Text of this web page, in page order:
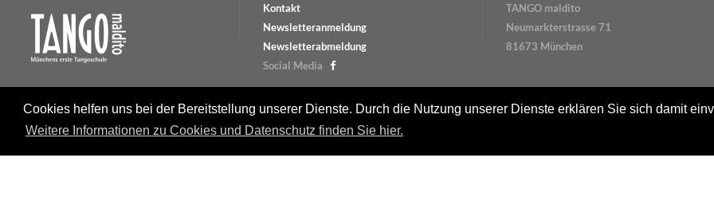
Cookies helfen uns bei der Bereitstellung unserer Dienste. Durch die Nutzung unserer Dienste erklären Sie sich damit
Weitere Informationen zu Cookies und Datenschutz finden Sie hier.
Kontakt
Newsletteranmeldung
Newsletterabmeldung
Social Media
TANGO maldito
Neumarkterstrasse 71
81673 München